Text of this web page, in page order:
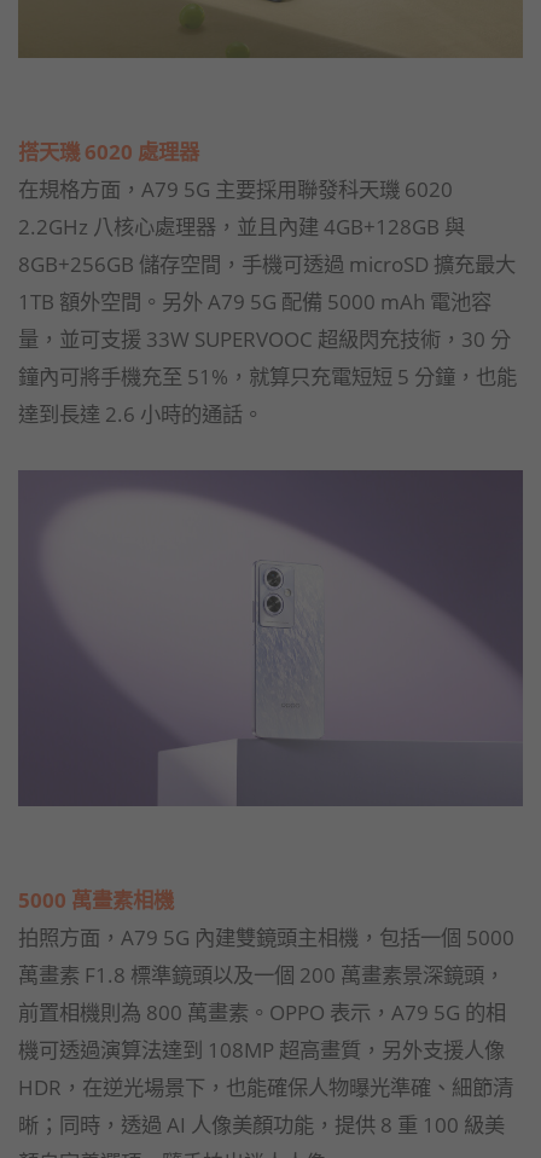
搭天璣 6020 處理器
在規格方面，A79 5G 主要採用聯發科天璣 6020
2.2GHz 八核心處理器，並且內建 4GB+128GB 與
8GB+256GB 儲存空間，手機可透過 microSD 擴充最大
1TB 額外空間。另外 A79 5G 配備 5000 mAh 電池容
量，並可支援 33W SUPERVOOC 超級閃充技術，30 分
鐘內可將手機充至 51%，就算只充電短短 5 分鐘，也能
達到長達 2.6 小時的通話。
5000 萬畫素相機
拍照方面，A79 5G 內建雙鏡頭主相機，包括一個 5000
萬畫素 F1.8 標準鏡頭以及一個 200 萬畫素景深鏡頭，
前置相機則為 800 萬畫素。OPPO 表示，A79 5G 的相
機可透過演算法達到 108MP 超高畫質，另外支援人像
HDR，在逆光場景下，也能確保人物曝光準確、細節清
晰；同時，透過 AI 人像美顏功能，提供 8 重 100 級美